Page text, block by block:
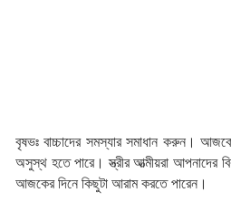
বৃষভঃ বাচ্চাদের সমস্যার সমাধান করুন।
অসুস্থ হতে পারে। স্ত্রীর আত্মীয়রা আপনাদের
আজকের দিনে কিছুটা আরাম করতে পারেন।